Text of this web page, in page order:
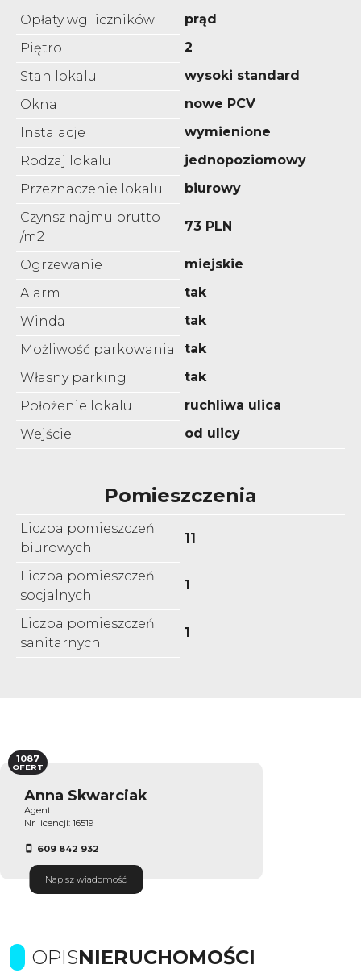
Opłaty wg liczników
prąd
Piętro
2
Stan lokalu
wysoki standard
Okna
nowe PCV
Instalacje
wymienione
Rodzaj lokalu
jednopoziomowy
Przeznaczenie lokalu
biurowy
Czynsz najmu brutto
/m2
73 PLN
Ogrzewanie
miejskie
Alarm
tak
Winda
tak
Możliwość parkowania
tak
Własny parking
tak
Położenie lokalu
ruchliwa ulica
Wejście
od ulicy
Pomieszczenia
Liczba pomieszczeń
biurowych
11
Liczba pomieszczeń
socjalnych
1
Liczba pomieszczeń
sanitarnych
1
Anna Skwarciak
Agent
Nr licencji: 16519
609 842 932
Napisz wiadomość
1087
OFERT
OPISNIERUCHOMOŚCI